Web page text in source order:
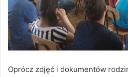
Oprócz zdjęć i dokumentów